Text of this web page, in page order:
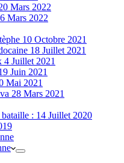
Mars 2022
Mars 2022
10 Octobre 2021
18 Juillet 2021
4 Juillet 2021
Juin 2021
Mai 2021
28 Mars 2021
: 14 Juillet 2020